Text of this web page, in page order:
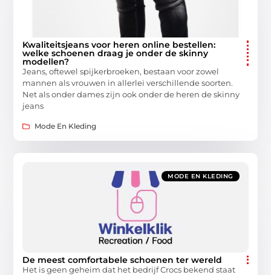
Kwaliteitsjeans voor heren online bestellen:
welke schoenen draag je onder de skinny
modellen?
Jeans, oftewel spijkerbroeken, bestaan voor zowel
mannen als vrouwen in allerlei verschillende soorten.
Net als onder dames zijn ook onder de heren de skinny
jeans
Mode En Kleding
MODE EN KLEDING
De meest comfortabele schoenen ter wereld
Het is geen geheim dat het bedrijf Crocs bekend staat